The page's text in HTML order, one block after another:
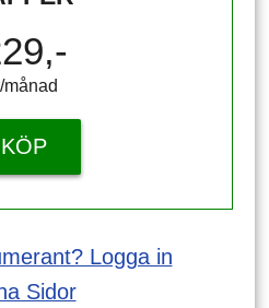
månad
KÖP
Logga in
Sidor